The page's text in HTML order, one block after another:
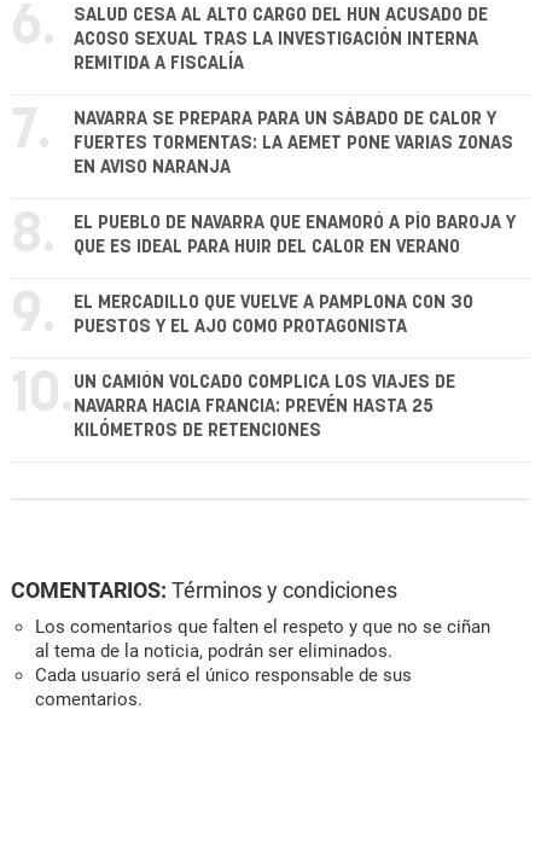
6.
SALUD CESA AL ALTO CARGO DEL HUN ACUSADO DE
ACOSO SEXUAL TRAS LA INVESTIGACIÓN INTERNA
REMITIDA A FISCALÍA
7.
NAVARRA SE PREPARA PARA UN SÁBADO DE CALOR Y
FUERTES TORMENTAS: LA AEMET PONE VARIAS ZONAS
EN AVISO NARANJA
8.
EL PUEBLO DE NAVARRA QUE ENAMORÓ A PÍO BAROJA Y
QUE ES IDEAL PARA HUIR DEL CALOR EN VERANO
9.
EL MERCADILLO QUE VUELVE A PAMPLONA CON 30
PUESTOS Y EL AJO COMO PROTAGONISTA
10. UN CAMIÓN VOLCADO COMPLICA LOS VIAJES DE
NAVARRA HACIA FRANCIA: PREVÉN HASTA 25
KILÓMETROS DE RETENCIONES
COMENTARIOS: Términos y condiciones
Los comentarios que falten el respeto y que no se ciñan
al tema de la noticia, podrán ser eliminados.
Cada usuario será el único responsable de sus
comentarios.